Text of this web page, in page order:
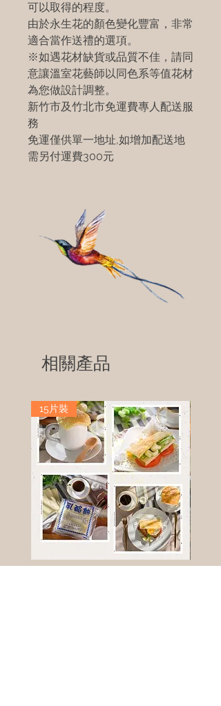
可以取得的程度。
由於永生花的顏色變化豐富，非常
適合當作送禮的選項。
※如遇花材缺貨或品質不佳，請同
意讓溫室花藝師以同色系等值花材
為您做設計調整。
新竹市及竹北市免運費專人配送服
務
免運僅供單一地址,如增加配送地
需另付運費300元
相關產品
15片裝